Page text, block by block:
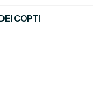
COPTI